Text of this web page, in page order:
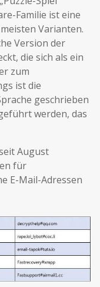
Familie ist eine
Varianten.
Version der
die sich als ein
zum
ist die
geschrieben
werden, das
August
für
E-Mail-Adressen